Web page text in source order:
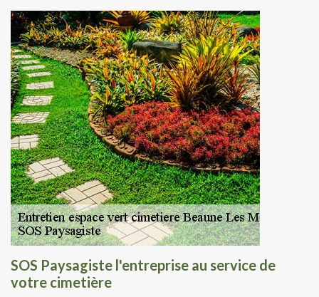
SOS Paysagiste l'entreprise au service de
votre cimetière